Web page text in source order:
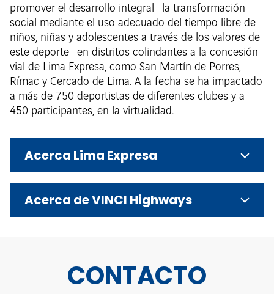
promover el desarrollo integral- la transformación
social mediante el uso adecuado del tiempo libre de
niños, niñas y adolescentes a través de los valores de
este deporte- en distritos colindantes a la concesión
vial de Lima Expresa, como San Martín de Porres,
Rímac y Cercado de Lima. A la fecha se ha impactado
a más de 750 deportistas de diferentes clubes y a
450 participantes, en la virtualidad.
Acerca Lima Expresa
Acerca de VINCI Highways
CONTACTO